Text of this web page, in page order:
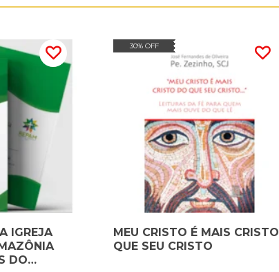
IGREJA
30% OFF
MEU CRISTO É MAIS CRISTO
QUE SEU CRISTO